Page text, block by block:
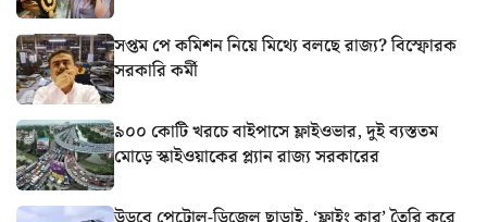
সপ্তম পে কমিশন নিয়ে মিথ্যে বলছে রাজ্য? বিস্ফোরক
সরকারি কর্মী
৯০০ কোটি খরচে বাইপাসে ফ্লাইওভার, দুই ব্যস্ততম
মোড়ে স্কাইওয়াকের প্ল্যান রাজ্য সরকারের